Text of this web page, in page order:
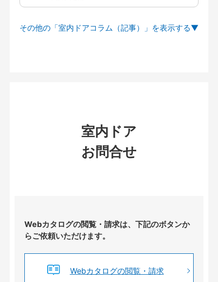
その他の「室内ドアコラム（記事）」を
室内ドア
お問合せ
Webカタログの閲覧・請求は、下記のボタンか
らご依頼いただけます。
Webカタログの閲覧・請求